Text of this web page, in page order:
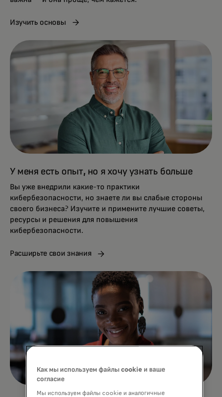
Изучить основы
У меня есть опыт, но я хочу узнать больше
Вы уже внедрили какие-то практики
кибербезопасности, но знаете ли вы слабые стороны
своего бизнеса? Изучите и примените лучшие советы,
ресурсы и решения для повышения
кибербезопасности.
Расширьте свои знания
Как мы используем файлы cookie и ваше
согласие
Мы используем файлы cookie и аналогичные